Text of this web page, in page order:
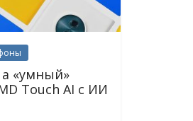
«умный»
Touch AI с ИИ